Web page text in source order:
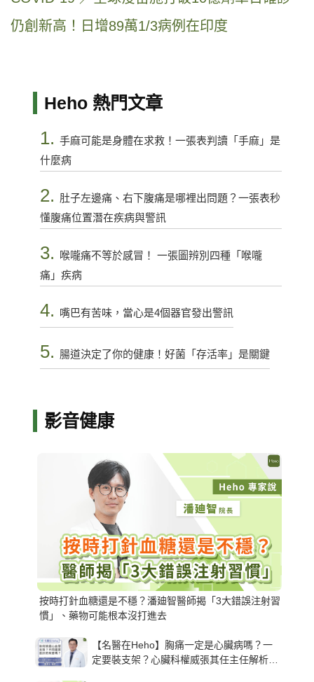
仍創新高！日增89萬1/3病例在印度
Heho 熱門文章
1. 手麻可能是身體在求救！一張表判讀「手麻」是
什麼病
2. 肚子左邊痛、右下腹痛是哪裡出問題？一張表秒
懂腹痛位置潛在疾病與警訊
3.
喉嚨痛不等於感冒！ 一張圖辨別四種「喉嚨
痛」疾病
4. 嘴巴有苦味，當心是4個器官發出警訊
5. 腸道決定了你的健康！好菌「存活率」是關鍵
影音健康
按時打針血糖還是不穩？潘廸智醫師揭「3大錯誤注射習
慣」、藥物可能根本沒打進去
【名醫在Heho】胸痛一定是心臟病嗎？一
定要裝支架？心臟科權威張其任主任解析支